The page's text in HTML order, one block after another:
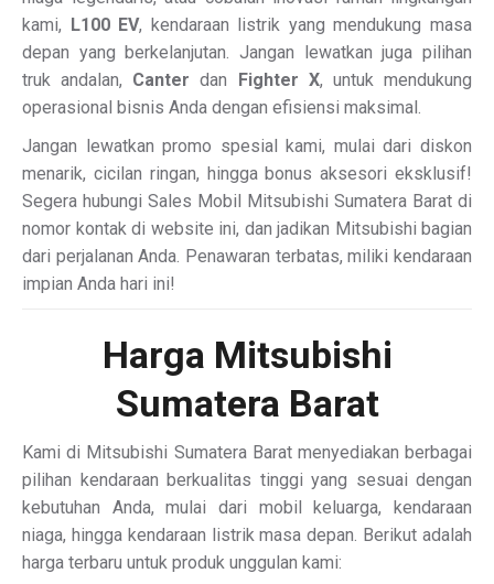
kami, L100 EV, kendaraan listrik yang mendukung masa
depan yang berkelanjutan. Jangan lewatkan juga pilihan
truk andalan, Canter dan Fighter X, untuk mendukung
operasional bisnis Anda dengan efisiensi maksimal.
Jangan lewatkan promo spesial kami, mulai dari diskon
menarik, cicilan ringan, hingga bonus aksesori eksklusif!
Segera hubungi Sales Mobil Mitsubishi Sumatera Barat di
nomor kontak di website ini, dan jadikan Mitsubishi bagian
dari perjalanan Anda. Penawaran terbatas, miliki kendaraan
impian Anda hari ini!
Harga Mitsubishi
Sumatera Barat
Kami di Mitsubishi Sumatera Barat menyediakan berbagai
pilihan kendaraan berkualitas tinggi yang sesuai dengan
kebutuhan Anda, mulai dari mobil keluarga, kendaraan
niaga, hingga kendaraan listrik masa depan. Berikut adalah
harga terbaru untuk produk unggulan kami: